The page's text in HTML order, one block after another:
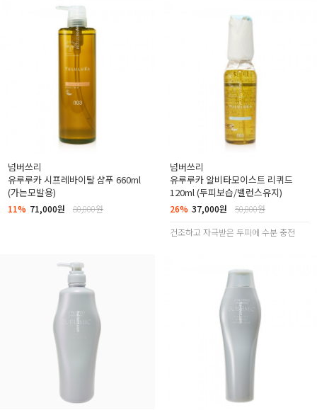
넘버쓰리
유루루카 시프레바이탈 샴푸 660ml
(가는모발용)
11% 71,000원 80,000원
넘버쓰리
유루루카 알비타모이스트 리퀴드
120ml (두피보습/밸런스유지)
26% 37,000원
50,000원
건조하고 자극받은 두피에 수분 충전